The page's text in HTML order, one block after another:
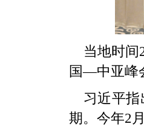
当地时间
国—中亚峰
习近平
期。今年2